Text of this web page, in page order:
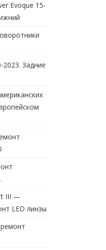
Evoque 15-
2023. Задние
III —
LED линзы